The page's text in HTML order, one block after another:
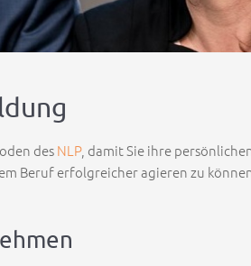
desNLP, damit Sie ihre
Beruf erfolgreicher agieren zu